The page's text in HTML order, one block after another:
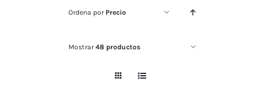
Ordena por Precio
Mostrar48 productos